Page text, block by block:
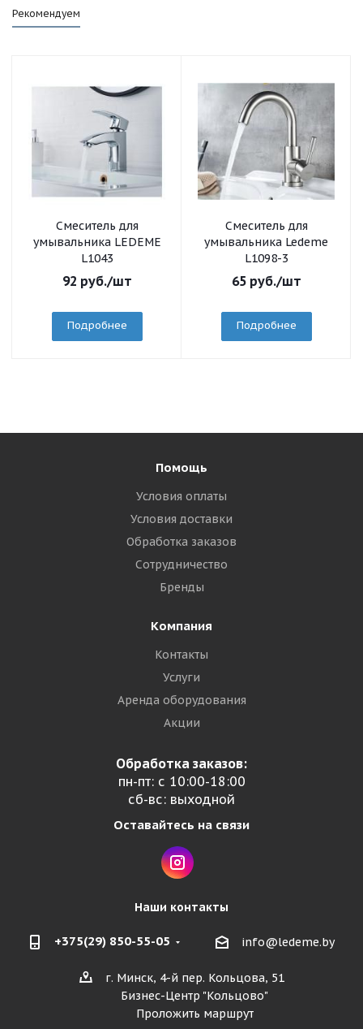
Рекомендуем
Смеситель для
умывальника LEDEME
L1043
92 руб./шт
Подробнее
Смеситель для
умывальника Ledeme
L1098-3
65руб./шт
Подробнее
Помощь
Условия оплаты
Условия доставки
Обработка заказов
Сотрудничество
Бренды
Компания
Контакты
Услуги
Аренда оборудования
Акции
Обработка заказов:
пн-пт: с 10:00-18:00
сб-вс: выходной
Оставайтесь на связи
Наши контакты
+375(29) 850-55-05 info@ledeme.by
г. Минск, 4-й пер. Кольцова, 51
Бизнес-Центр "Кольцово"
Проложить маршрут